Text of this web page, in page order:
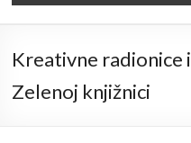
Kreativne radionice
Zelenoj knjižnici